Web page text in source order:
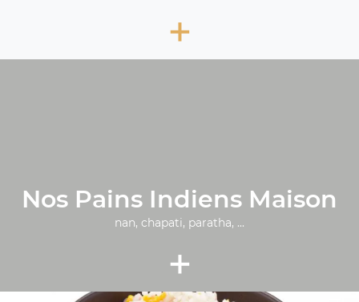
+
Nos Pains Indiens Maison
nan, chapati, paratha, ...
+